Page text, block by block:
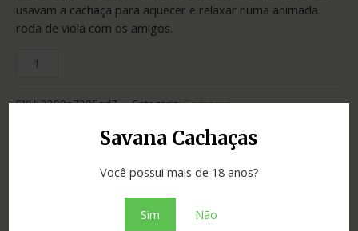
Savana Cachaças
Você possui mais de 18 anos?
Sim Não
usavam a cachaça para aquecer e relaxar numa animada
roda de viola com os amigos.
SKU:2290a7385ed7 Categoria:Cachaças
Adicionar ao orçamento